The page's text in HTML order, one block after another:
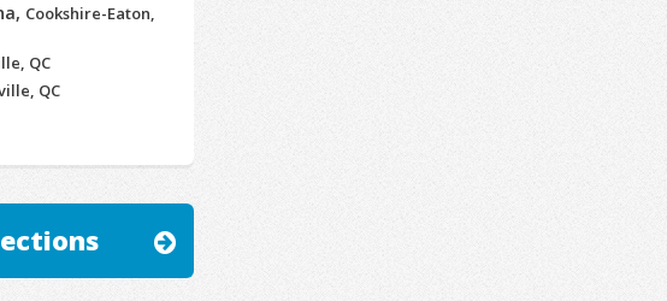
Cookshire-Eaton,
QC
QC